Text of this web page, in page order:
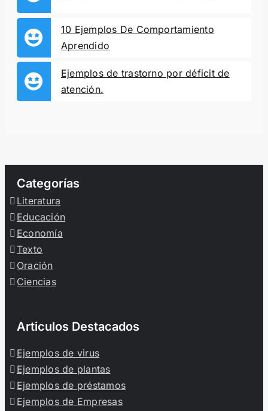
10 Ejemplos De Comportamiento
Aprendido
Ejemplos de trastorno por déficit de
atención.
Categorías
Literatura
Educación
Economía
Texto
Oración
Ciencias
Articulos Destacados
Ejemplos de virus
Ejemplos de plantas
Ejemplos de préstamos
Ejemplos de Empresas